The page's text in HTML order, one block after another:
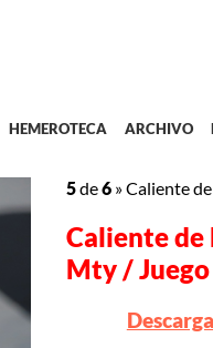
HEMEROTECA ARCHIVO
5de6 »Caliente
Caliente de
Mty /
Descarga